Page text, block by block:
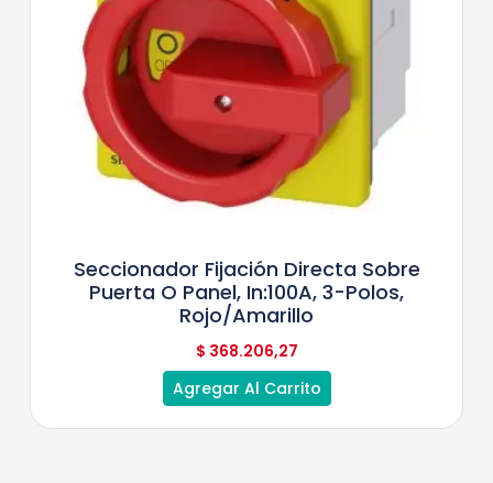
Seccionador Fijación Directa Sobre
Puerta O Panel, In:100A, 3-Polos,
Rojo/Amarillo
$ 368.206,27
Agregar Al Carrito